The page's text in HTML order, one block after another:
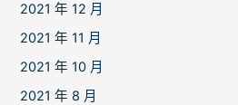
2021 年 12 月
2021 年 11 月
2021 年 10 月
2021 年 8 月